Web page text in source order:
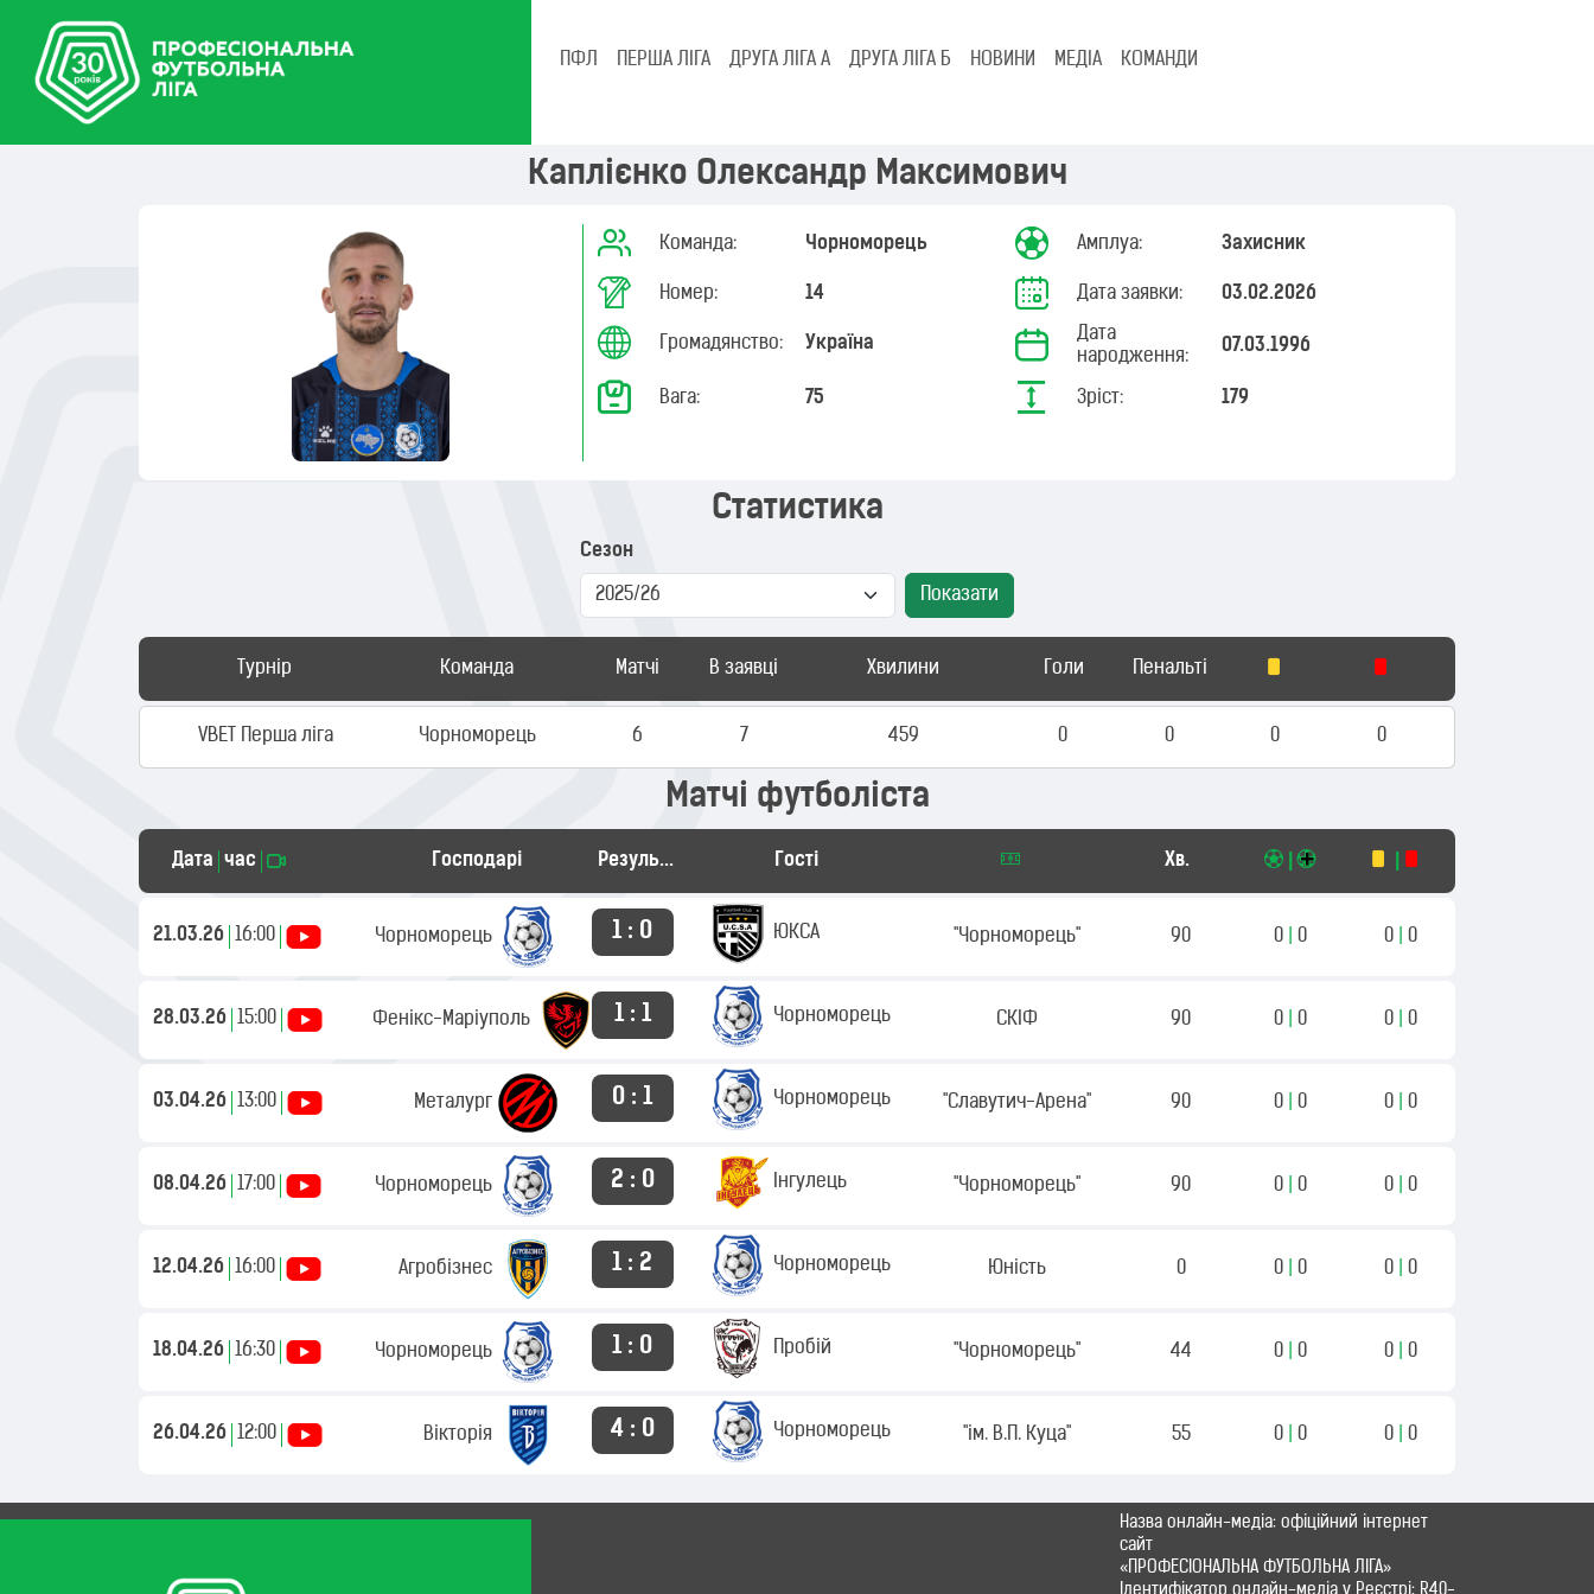
ПФЛ ПЕРША ЛІГА ДРУГА ЛІГА А ДРУГА ЛІГА Б НОВИНИ МЕДІА КОМАНДИ
Каплієнко Олександр Максимович
Команда: Чорноморець Амплуа: Захисник
Номер: 14 Дата заявки: 03.02.2026
Громадянство: Україна
Дата
народження:
07.03.1996
Вага: 75 Зріст: 179
Статистика
Сезон
Показати
Турнір Команда Матчі В заявці Хвилини Голи Пенальті
VBET Перша ліга Чорноморець 6 7 459 0 0 0 0
Матчі футболіста
Дата час Господарі Результат Гості Хв.
21.03.26 16:00 Чорноморець 1 : 0 ЮКСА "Чорноморець" 90 0 0 0 0
28.03.26 15:00 Фенікс-Маріуполь 1 : 1 Чорноморець СКІФ 90 0 0 0 0
03.04.26 13:00 Металург 0 : 1 Чорноморець "Славутич-Арена" 90 0 0 0 0
08.04.26 17:00 Чорноморець 2 : 0 Інгулець "Чорноморець" 90 0 0 0 0
12.04.26 16:00 Агробізнес 1 : 2 Чорноморець Юність 0 0 0 0 0
18.04.26 16:30 Чорноморець 1 : 0 Пробій "Чорноморець" 44 0 0 0 0
26.04.26 12:00 Вікторія 4 : 0 Чорноморець "ім. В.П. Куца" 55 0 0 0 0
Назва онлайн-медіа: офіційний інтернет
сайт
«ПРОФЕСІОНАЛЬНА ФУТБОЛЬНА ЛІГА»